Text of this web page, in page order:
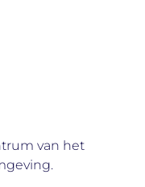
van het